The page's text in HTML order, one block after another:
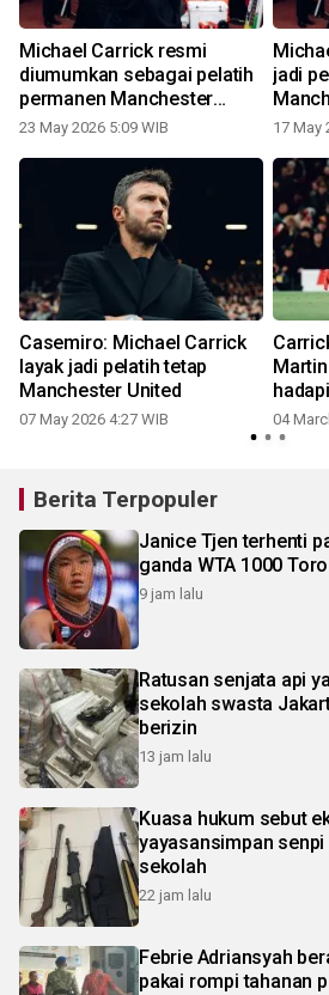
Michael Carrick resmi
diumumkan sebagai pelatih
permanen Manchester
United
23 May 2026 5:09 WIB
jadi
17 May
Casemiro: Michael Carrick
layak jadi pelatih tetap
Manchester United
07 May 2026 4:27 WIB 04
Berita Terpopuler
Janice Tjen terhenti
ganda WTA 1000
9 jam lalu
Ratusan senjata api
sekolah swasta
berizin
13 jam lalu
Kuasa hukum sebut
yayasansimpan
sekolah
22 jam lalu
Febrie Adriansyah
pakai rompi tahanan